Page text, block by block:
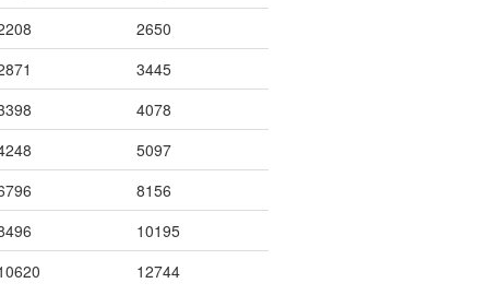
2650
3445
4078
5097
8156
10195
12744